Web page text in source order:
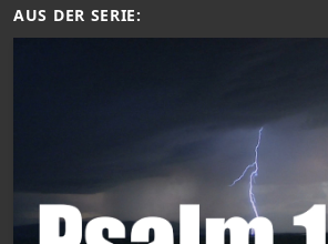
AUS DER SERIE: